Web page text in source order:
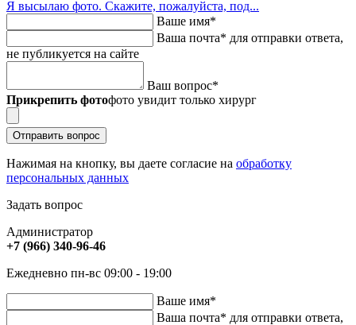
Я высылаю фото. Скажите, пожалуйста, под...
Ваше имя*
Ваша почта* для отправки ответа,
не публикуется на сайте
Ваш вопрос*
Прикрепить фотофото увидит только хирург
Отправить вопрос
Нажимая на кнопку, вы даете согласие на обработку
персональных данных
Задать вопрос
Администратор
+7 (966) 340-96-46
Ежедневно пн-вс 09:00 - 19:00
Ваше имя*
Ваша почта* для отправки ответа,